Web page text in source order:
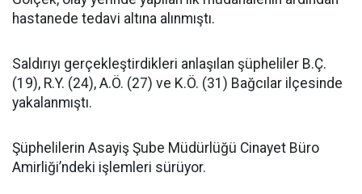
hastanede tedavi altına alınmıştı.
Saldırıyı gerçekleştirdikleri anlaşılan şüpheliler B.Ç.
(19), R.Y. (24), A.Ö. (27) ve K.Ö. (31) Bağcılar ilçesinde
yakalanmıştı.
Şüphelilerin Asayiş Şube Müdürlüğü Cinayet Büro
Amirliği’ndeki işlemleri sürüyor.